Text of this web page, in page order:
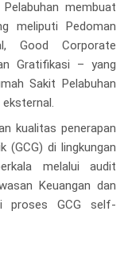
membuat
meliputi Pedoman
Good Corporate
Gratifikasi – yang
Sakit Pelabuhan
kualitas penerapan
(GCG) di lingkungan
melalui audit
Keuangan dan
proses GCG self-